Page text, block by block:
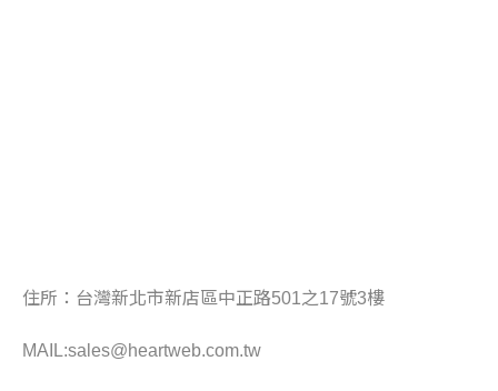
住所： 台灣新北市新店區中正路501之17號3樓
MAIL:sales@heartweb.com.tw